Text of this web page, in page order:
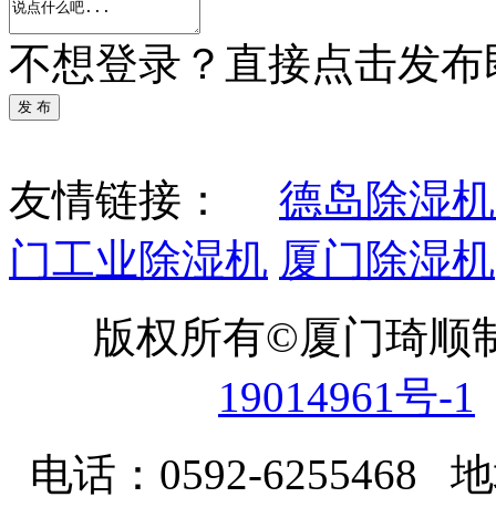
不想登录？直接点击发
发 布
友情链接： 德岛除湿
门工业除湿机 厦门除湿机
版权所有©厦门琦
19014961号-1
电话：0592-6255468